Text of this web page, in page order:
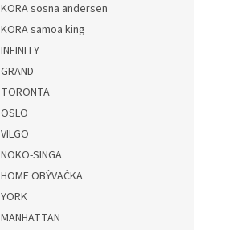
KORA sosna andersen
KORA samoa king
INFINITY
GRAND
TORONTA
OSLO
VILGO
NOKO-SINGA
HOME OBÝVAČKA
YORK
MANHATTAN